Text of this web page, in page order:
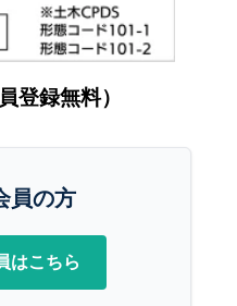
登録無料）
員の方
はこちら